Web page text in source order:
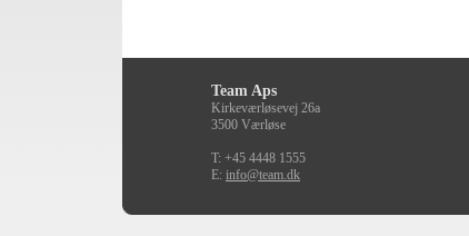
Team Aps
Kirkeværløsevej 26a
3500 Værløse
T: +45 4448 1555
E: info@team.dk